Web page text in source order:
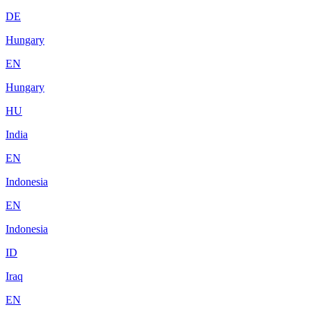
DE
Hungary
EN
Hungary
HU
India
EN
Indonesia
EN
Indonesia
ID
Iraq
EN